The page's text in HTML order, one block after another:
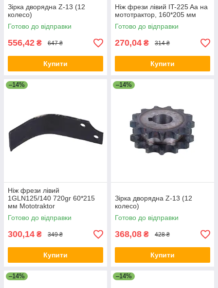
Зірка дворядна Z-13 (12
колесо)
Готово до відправки
556,42 ₴ 647 ₴
Купити
Ніж фрези лівий IT-225 Aa на
мототрактор, 160*205 мм
Готово до відправки
270,04 ₴ 314 ₴
Купити
–14%
Ніж фрези лівий
1GLN125/140 720gr 60*215
мм Mototraktor
Готово до відправки
300,14 ₴ 349 ₴
Купити
–14%
Зірка дворядна Z-13 (12
колесо)
Готово до відправки
368,08 ₴ 428 ₴
Купити
–14% –14%